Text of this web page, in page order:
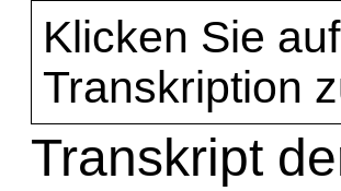
Klicken Sie
Transkription
Transkript